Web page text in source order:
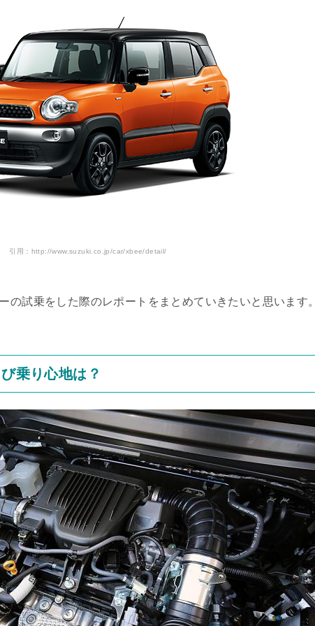
引用：http://www.suzuki.co.jp/car/xbee/detail/
の試乗をした際のレポートをまとめていきたいと思います。
乗り心地は？